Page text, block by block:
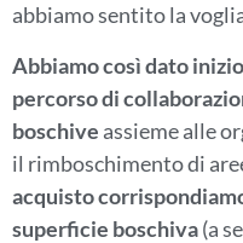
abbiamo sentito la
Abbiamo così dato
percorso di
boschive assieme alle
il rimboschimento di
acquisto
superficie boschiva(a